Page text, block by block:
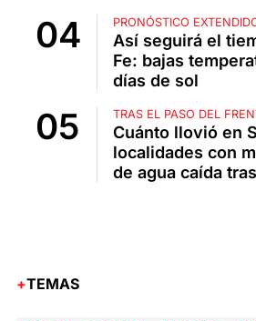
PRONÓSTICO
Así seguirá el
Fe: bajas
días de sol
TRAS EL PASO DEL
Cuánto llovió en
localidades con
de agua caída
TEMAS